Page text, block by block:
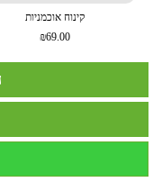
קינוח אוכמניות
₪69.00